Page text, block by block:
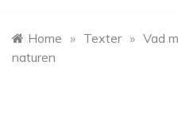
Home » Texter » Vad
naturen